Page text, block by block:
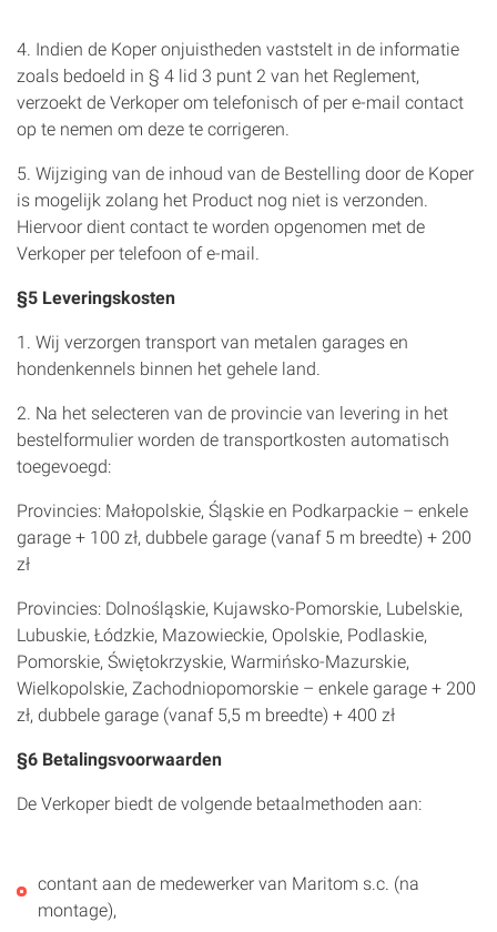
4. Indien de Koper onjuistheden vaststelt in de informatie
zoals bedoeld in § 4 lid 3 punt 2 van het Reglement,
verzoekt de Verkoper om telefonisch of per e-mail contact
op te nemen om deze te corrigeren.
5. Wijziging van de inhoud van de Bestelling door de Koper
is mogelijk zolang het Product nog niet is verzonden.
Hiervoor dient contact te worden opgenomen met de
Verkoper per telefoon of e-mail.
§5 Leveringskosten
1. Wij verzorgen transport van metalen garages en
hondenkennels binnen het gehele land.
2. Na het selecteren van de provincie van levering in het
bestelformulier worden de transportkosten automatisch
toegevoegd:
Provincies: Małopolskie, Śląskie en Podkarpackie – enkele
garage + 100 zł, dubbele garage (vanaf 5 m breedte) + 200
zł
Provincies: Dolnośląskie, Kujawsko-Pomorskie, Lubelskie,
Lubuskie, Łódzkie, Mazowieckie, Opolskie, Podlaskie,
Pomorskie, Świętokrzyskie, Warmińsko-Mazurskie,
Wielkopolskie, Zachodniopomorskie – enkele garage + 200
zł, dubbele garage (vanaf 5,5 m breedte) + 400 zł
§6 Betalingsvoorwaarden
De Verkoper biedt de volgende betaalmethoden aan:
contant aan de medewerker van Maritom s.c. (na
montage),